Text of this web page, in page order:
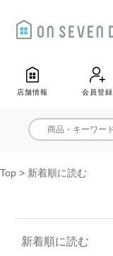
店舗情報 会員登録
Top > 新着順に読む
新着順に読む